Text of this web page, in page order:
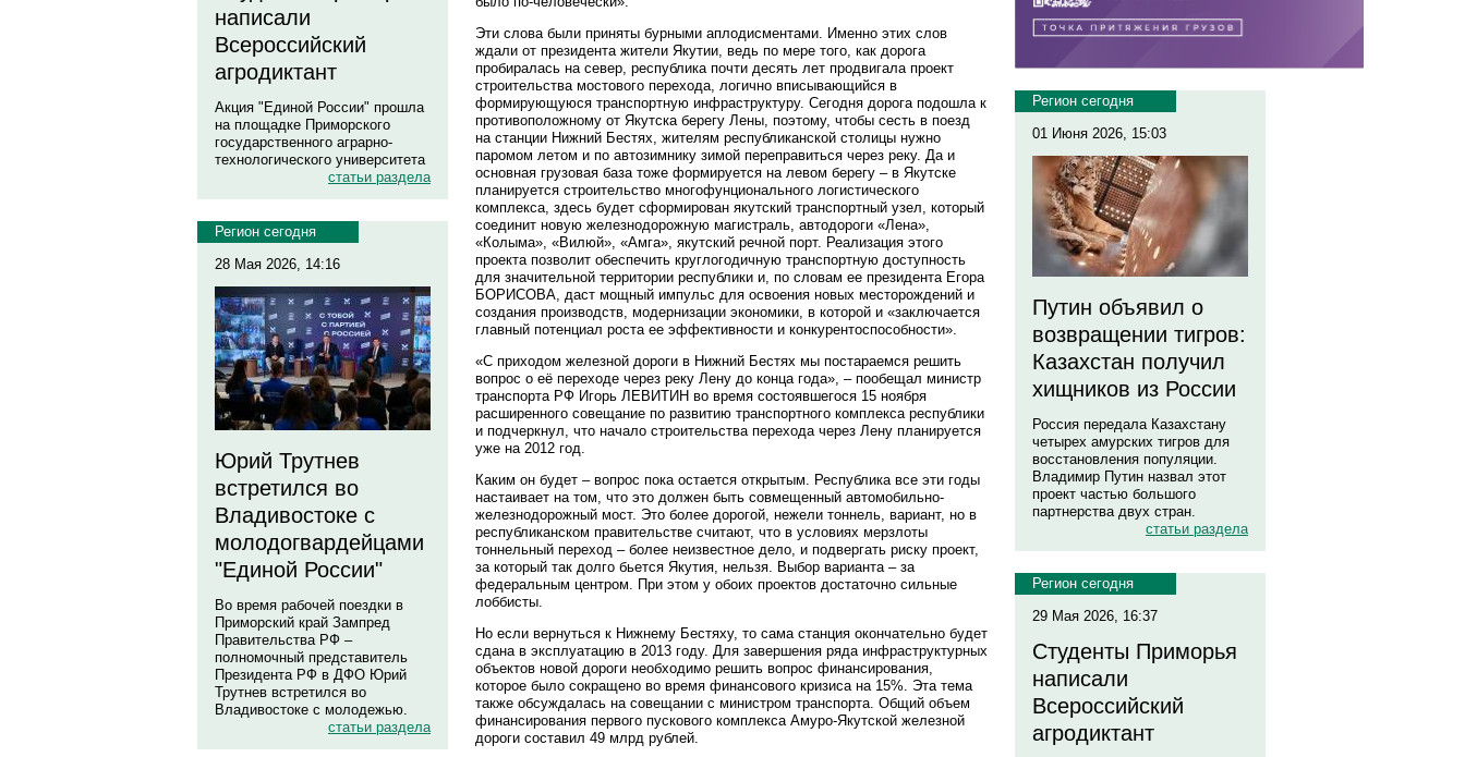
написали
Всероссийский
агродиктант
Акция "Единой России" прошла
на площадке Приморского
государственного аграрно-
технологического университета
статьи раздела
Регион сегодня
28 Мая 2026, 14:16
Юрий Трутнев
встретился во
Владивостоке с
молодогвардейцами
"Единой России"
Во время рабочей поездки в
Приморский край Зампред
Правительства РФ –
полномочный представитель
Президента РФ в ДФО Юрий
Трутнев встретился во
Владивостоке с молодежью.
статьи раздела
Эти слова были приняты бурными аплодисментами. Именно этих слов
ждали от президента жители Якутии, ведь по мере того, как дорога
пробиралась на север, республика почти десять лет продвигала проект
строительства мостового перехода, логично вписывающийся в
формирующуюся транспортную инфраструктуру. Сегодня дорога подошла к
противоположному от Якутска берегу Лены, поэтому, чтобы сесть в поезд
на станции Нижний Бестях, жителям республиканской столицы нужно
паромом летом и по автозимнику зимой переправиться через реку. Да и
основная грузовая база тоже формируется на левом берегу – в Якутске
планируется строительство многофунционального логистического
комплекса, здесь будет сформирован якутский транспортный узел, который
соединит новую железнодорожную магистраль, автодороги «Лена»,
«Колыма», «Вилюй», «Амга», якутский речной порт. Реализация этого
проекта позволит обеспечить круглогодичную транспортную доступность
для значительной территории республики и, по словам ее президента Егора
БОРИСОВА, даст мощный импульс для освоения новых месторождений и
создания производств, модернизации экономики, в которой и «заключается
главный потенциал роста ее эффективности и конкурентоспособности».
«С приходом железной дороги в Нижний Бестях мы постараемся решить
вопрос о её переходе через реку Лену до конца года», – пообещал министр
транспорта РФ Игорь ЛЕВИТИН во время состоявшегося 15 ноября
расширенного совещание по развитию транспортного комплекса республики
и подчеркнул, что начало строительства перехода через Лену планируется
уже на 2012 год.
Каким он будет – вопрос пока остается открытым. Республика все эти годы
настаивает на том, что это должен быть совмещенный автомобильно-
железнодорожный мост. Это более дорогой, нежели тоннель, вариант, но в
республиканском правительстве считают, что в условиях мерзлоты
тоннельный переход – более неизвестное дело, и подвергать риску проект,
за который так долго бьется Якутия, нельзя. Выбор варианта – за
федеральным центром. При этом у обоих проектов достаточно сильные
лоббисты.
Но если вернуться к Нижнему Бестяху, то сама станция окончательно будет
сдана в эксплуатацию в 2013 году. Для завершения ряда инфраструктурных
объектов новой дороги необходимо решить вопрос финансирования,
которое было сокращено во время финансового кризиса на 15%. Эта тема
также обсуждалась на совещании с министром транспорта. Общий объем
финансирования первого пускового комплекса Амуро-Якутской железной
дороги составил 49 млрд рублей.
Регион сегодня
01 Июня 2026, 15:03
Путин объявил о
возвращении тигров:
Казахстан получил
хищников из России
Россия передала Казахстану
четырех амурских тигров для
восстановления популяции.
Владимир Путин назвал этот
проект частью большого
партнерства двух стран.
статьи раздела
Регион сегодня
29 Мая 2026, 16:37
Студенты Приморья
написали
Всероссийский
агродиктант